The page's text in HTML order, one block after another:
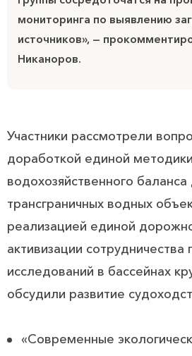
мониторинга по выявлению
источников», —
Никаноров.
Участники рассмотрели
доработкой единой
водохозяйственного баланса
трансграничных водных
реализацией единой
активизации
исследований в бассейнах
обсудили развитие
«Современные